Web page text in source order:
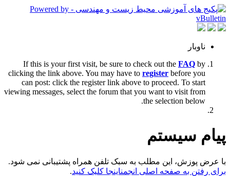
ناوبار
If this is your first visit, be sure to check out the FAQ by
clicking the link above. You may have to register before you
can post: click the register link above to proceed. To start
viewing messages, select the forum that you want to visit from
the selection below.
پیام سیستم
با عرض پوزش، این مطلب به سبک تلفن همراه پشتیبانی نمی شود.
برای رفتن به صفحه اصلی انجمناینجا کلیک کنید.